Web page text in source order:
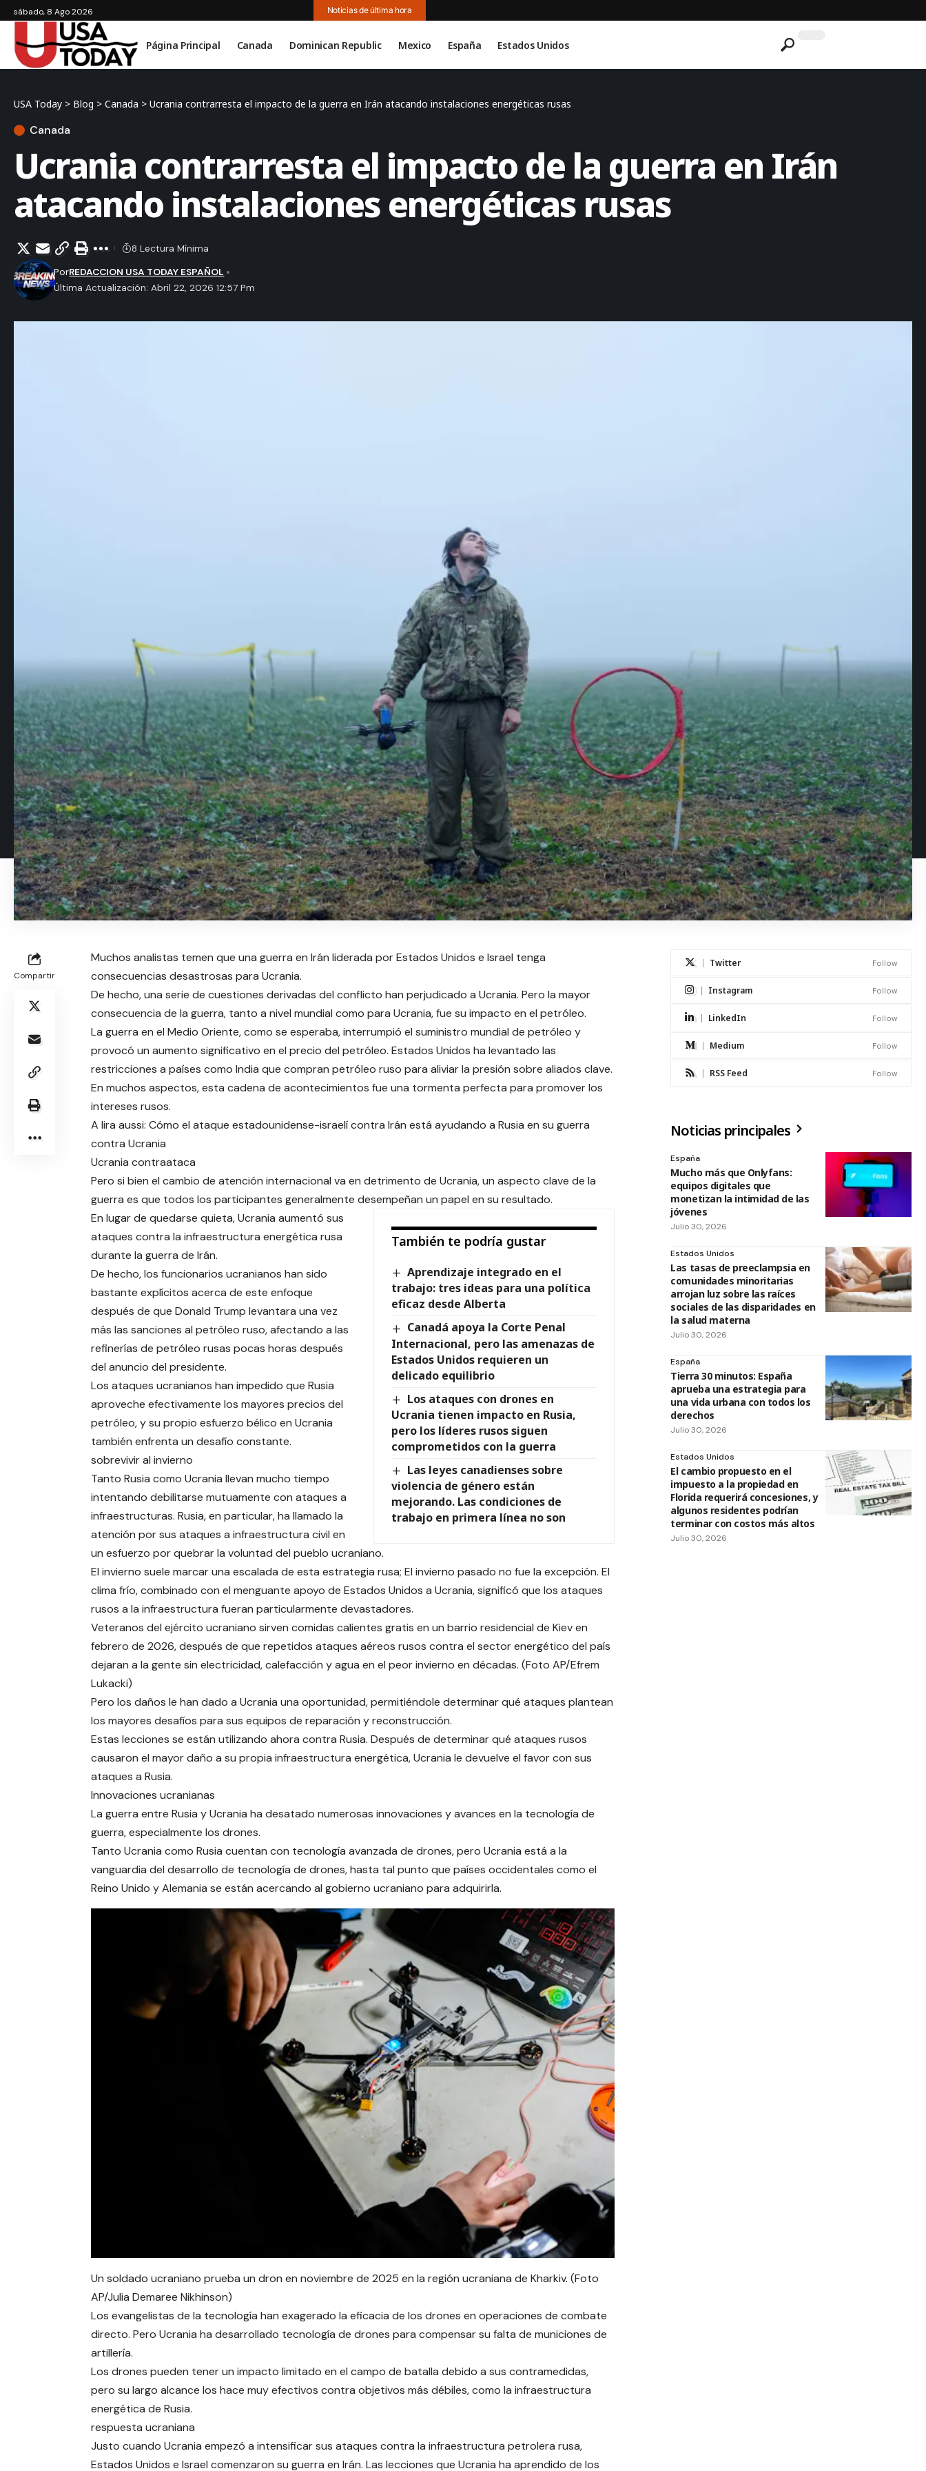
sábado, 8 Ago 2026 Noticias de última hora
Página Principal Canada Dominican Republic Mexico España Estados Unidos
USA Today > Blog > Canada > Ucrania contrarresta el impacto de la guerra en Irán atacando instalaciones energéticas rusas
Canada
Ucrania contrarresta el impacto de la guerra en Irán
atacando instalaciones energéticas rusas
Última Actualización: Abril 22, 2026 12:57 Pm
PorREDACCION USA TODAY ESPAÑOL
8 Lectura Mínima
Compartir
Muchos analistas temen que una guerra en Irán liderada por Estados Unidos e Israel tenga
consecuencias desastrosas para Ucrania.
De hecho, una serie de cuestiones derivadas del conflicto han perjudicado a Ucrania. Pero la mayor
consecuencia de la guerra, tanto a nivel mundial como para Ucrania, fue su impacto en el petróleo.
La guerra en el Medio Oriente, como se esperaba, interrumpió el suministro mundial de petróleo y
provocó un aumento significativo en el precio del petróleo. Estados Unidos ha levantado las
restricciones a países como India que compran petróleo ruso para aliviar la presión sobre aliados clave.
En muchos aspectos, esta cadena de acontecimientos fue una tormenta perfecta para promover los
intereses rusos.
A lira aussi: Cómo el ataque estadounidense-israelí contra Irán está ayudando a Rusia en su guerra
contra Ucrania
Ucrania contraataca
Pero si bien el cambio de atención internacional va en detrimento de Ucrania, un aspecto clave de la
guerra es que todos los participantes generalmente desempeñan un papel en su resultado.
También te podría gustar
Aprendizaje integrado en el
trabajo: tres ideas para una política
eficaz desde Alberta
Canadá apoya la Corte Penal
Internacional, pero las amenazas de
Estados Unidos requieren un
delicado equilibrio
Los ataques con drones en
Ucrania tienen impacto en Rusia,
pero los líderes rusos siguen
comprometidos con la guerra
Las leyes canadienses sobre
violencia de género están
mejorando. Las condiciones de
trabajo en primera línea no son
En lugar de quedarse quieta, Ucrania aumentó sus
ataques contra la infraestructura energética rusa
durante la guerra de Irán.
De hecho, los funcionarios ucranianos han sido
bastante explícitos acerca de este enfoque
después de que Donald Trump levantara una vez
más las sanciones al petróleo ruso, afectando a las
refinerías de petróleo rusas pocas horas después
del anuncio del presidente.
Los ataques ucranianos han impedido que Rusia
aproveche efectivamente los mayores precios del
petróleo, y su propio esfuerzo bélico en Ucrania
también enfrenta un desafío constante.
sobrevivir al invierno
Tanto Rusia como Ucrania llevan mucho tiempo
intentando debilitarse mutuamente con ataques a
infraestructuras. Rusia, en particular, ha llamado la
atención por sus ataques a infraestructura civil en
un esfuerzo por quebrar la voluntad del pueblo ucraniano.
El invierno suele marcar una escalada de esta estrategia rusa; El invierno pasado no fue la excepción. El
clima frío, combinado con el menguante apoyo de Estados Unidos a Ucrania, significó que los ataques
rusos a la infraestructura fueran particularmente devastadores.
Veteranos del ejército ucraniano sirven comidas calientes gratis en un barrio residencial de Kiev en
febrero de 2026, después de que repetidos ataques aéreos rusos contra el sector energético del país
dejaran a la gente sin electricidad, calefacción y agua en el peor invierno en décadas. (Foto AP/Efrem
Lukacki)
Pero los daños le han dado a Ucrania una oportunidad, permitiéndole determinar qué ataques plantean
los mayores desafíos para sus equipos de reparación y reconstrucción.
Estas lecciones se están utilizando ahora contra Rusia. Después de determinar qué ataques rusos
causaron el mayor daño a su propia infraestructura energética, Ucrania le devuelve el favor con sus
ataques a Rusia.
Innovaciones ucranianas
La guerra entre Rusia y Ucrania ha desatado numerosas innovaciones y avances en la tecnología de
guerra, especialmente los drones.
Tanto Ucrania como Rusia cuentan con tecnología avanzada de drones, pero Ucrania está a la
vanguardia del desarrollo de tecnología de drones, hasta tal punto que países occidentales como el
Reino Unido y Alemania se están acercando al gobierno ucraniano para adquirirla.
Un soldado ucraniano prueba un dron en noviembre de 2025 en la región ucraniana de Kharkiv. (Foto
AP/Julia Demaree Nikhinson)
Los evangelistas de la tecnología han exagerado la eficacia de los drones en operaciones de combate
directo. Pero Ucrania ha desarrollado tecnología de drones para compensar su falta de municiones de
artillería.
Los drones pueden tener un impacto limitado en el campo de batalla debido a sus contramedidas,
pero su largo alcance los hace muy efectivos contra objetivos más débiles, como la infraestructura
energética de Rusia.
respuesta ucraniana
Justo cuando Ucrania empezó a intensificar sus ataques contra la infraestructura petrolera rusa,
Estados Unidos e Israel comenzaron su guerra en Irán. Las lecciones que Ucrania ha aprendido de los
Twitter Follow
Instagram Follow
LinkedIn Follow
Medium Follow
RSS Feed Follow
Noticias principales
España
Mucho más que Onlyfans:
equipos digitales que
monetizan la intimidad de las
jóvenes
Julio 30, 2026
Estados Unidos
Las tasas de preeclampsia en
comunidades minoritarias
arrojan luz sobre las raíces
sociales de las disparidades en
la salud materna
Julio 30, 2026
España
Tierra 30 minutos: España
aprueba una estrategia para
una vida urbana con todos los
derechos
Julio 30, 2026
Estados Unidos
El cambio propuesto en el
impuesto a la propiedad en
Florida requerirá concesiones, y
algunos residentes podrían
terminar con costos más altos
Julio 30, 2026